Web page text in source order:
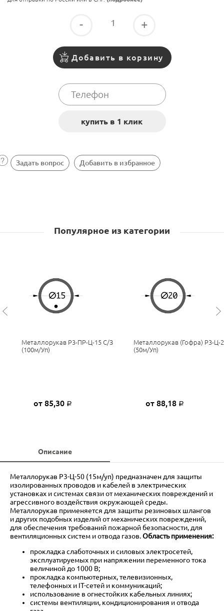
- +
Добавить в корзину
Задать вопрос Добавить в избранное
Популярное из категории
Металлорукав Р3-ПР-Ц-15 С/з
(100м/уп)
от 85,30 Р
Металлорукав (гофра) Р3-Ц-
(50м/уп)
от 88,18 Р
Описание
Металлорукав Р3-Ц-50 (15м/уп) предназначен для защиты
изолированных проводов и кабелей в электрических
установках и системах связи от механических повреждений и
агрессивного воздействия окружающей среды.
Металлорукав применяется для защиты резиновых шлангов
и других подобных изделий от механических повреждений,
для обеспечения требований пожарной безопасности, для
вентиляционных систем и отвода газов.Область применения:
прокладка слаботочных и силовых электросетей,
эксплуатируемых при напряжении переменного тока
величиной до 1000 В;
прокладка компьютерных, телевизионных,
телефонных и IT-сетей и коммуникаций;
использование в огнестойких кабельных линиях;
системы вентиляции, кондиционирования и отвода